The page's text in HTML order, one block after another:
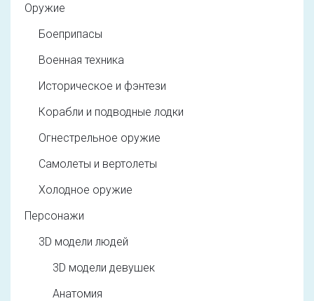
Оружие
Боеприпасы
Военная техника
Историческое и фэнтези
Корабли и подводные лодки
Огнестрельное оружие
Самолеты и вертолеты
Холодное оружие
Персонажи
3D модели людей
3D модели девушек
Анатомия